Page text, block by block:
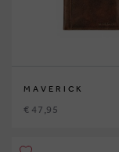
MAVERICK
€ 47,95